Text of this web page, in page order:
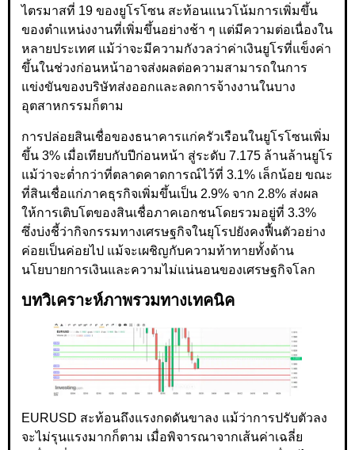
ไตรมาสที่ 19 ของยูโรโซน สะท้อนแนวโน้มการเพิ่มขึ้น
ของตำแหน่งงานที่เพิ่มขึ้นอย่างช้า ๆ แต่มีความต่อเนื่องใน
หลายประเทศ แม้ว่าจะมีความกังวลว่าค่าเงินยูโรที่แข็งค่า
ขึ้นในช่วงก่อนหน้าอาจส่งผลต่อความสามารถในการ
แข่งขันของบริษัทส่งออกและลดการจ้างงานในบาง
อุตสาหกรรมก็ตาม
การปล่อยสินเชื่อของธนาคารแก่ครัวเรือนในยูโรโซนเพิ่ม
ขึ้น 3% เมื่อเทียบกับปีก่อนหน้า สู่ระดับ 7.175 ล้านล้านยูโร
แม้ว่าจะต่ำกว่าที่ตลาดคาดการณ์ไว้ที่ 3.1% เล็กน้อย ขณะ
ที่สินเชื่อแก่ภาคธุรกิจเพิ่มขึ้นเป็น 2.9% จาก 2.8% ส่งผล
ให้การเติบโตของสินเชื่อภาคเอกชนโดยรวมอยู่ที่ 3.3%
ซึ่งบ่งชี้ว่ากิจกรรมทางเศรษฐกิจในยุโรปยังคงฟื้นตัวอย่าง
ค่อยเป็นค่อยไป แม้จะเผชิญกับความท้าทายทั้งด้าน
นโยบายการเงินและความไม่แน่นอนของเศรษฐกิจโลก
บทวิเคราะห์ภาพรวมทางเทคนิค
EURUSD สะท้อนถึงแรงกดดันขาลง แม้ว่าการปรับตัวลง
จะไม่รุนแรงมากก็ตาม เมื่อพิจารณาจากเส้นค่าเฉลี่ย